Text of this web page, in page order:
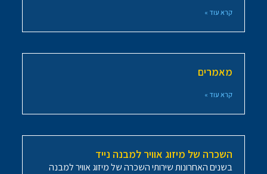
קרא עוד »
מאמרים
קרא עוד »
השכרה של מיזוג אוויר למבנה נייד
בשנים האחרונות שירותי השכרה של מיזוג אוויר למבנה